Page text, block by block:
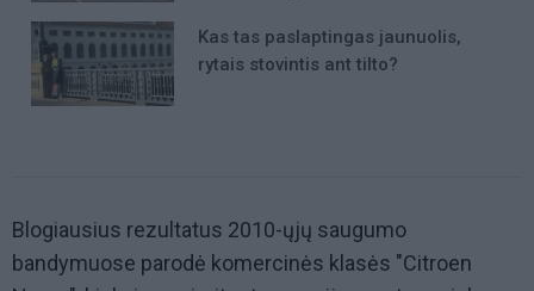
Kas tas paslaptingas jaunuolis,
rytais stovintis ant tilto?
Blogiausius rezultatus 2010-ųjų saugumo
bandymuose parodė komercinės klasės "Citroen